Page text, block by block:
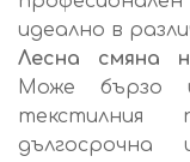
идеално в
Лесна смяна
Може бързо